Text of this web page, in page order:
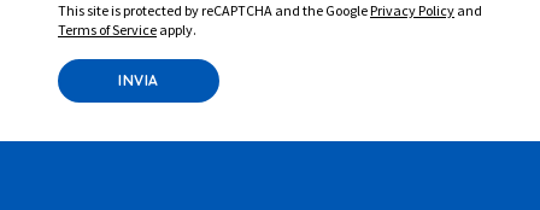
This site is protected by reCAPTCHA and the GooglePrivacy Policy and
Terms of Service apply.
INVIA